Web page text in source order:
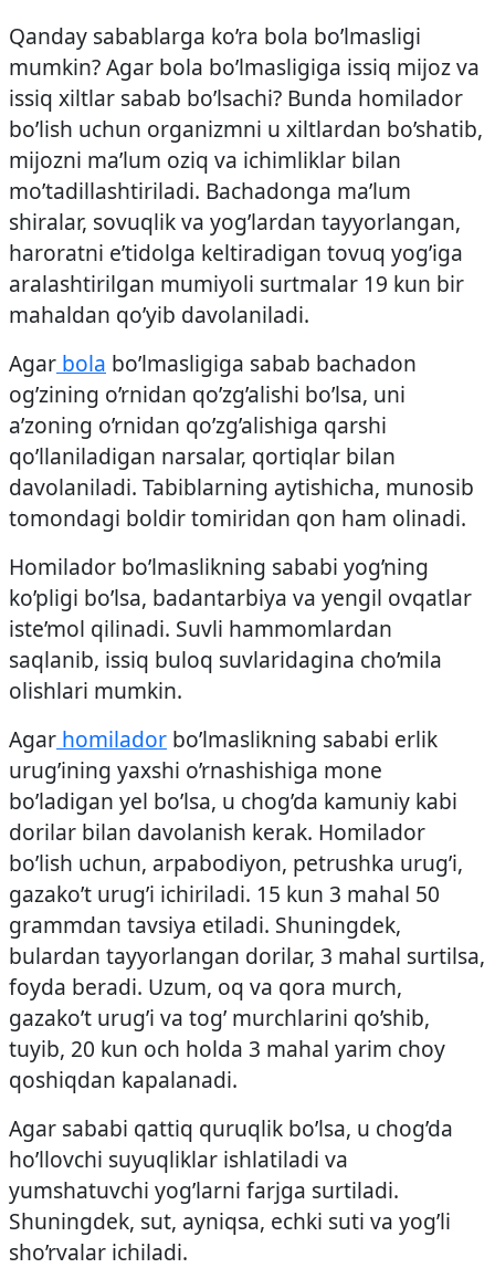
Qanday sabablarga ko’ra bola bo’lmasligi
mumkin? Agar bola bo’lmasligiga issiq mijoz va
issiq xiltlar sabab bo’lsachi? Bunda homilador
bo’lish uchun organizmni u xiltlardan bo’shatib,
mijozni ma’lum oziq va ichimliklar bilan
mo’tadillashtiriladi. Bachadonga ma’lum
shiralar, sovuqlik va yog’lardan tayyorlangan,
haroratni e’tidolga keltiradigan tovuq yog’iga
aralashtirilgan mumiyoli surtmalar 19 kun bir
mahaldan qo’yib davolaniladi.
Agar bola bo’lmasligiga sabab bachadon
og’zining o’rnidan qo’zg’alishi bo’lsa, uni
a’zoning o’rnidan qo’zg’alishiga qarshi
qo’llaniladigan narsalar, qortiqlar bilan
davolaniladi. Tabiblarning aytishicha, munosib
tomondagi boldir tomiridan qon ham olinadi.
Homilador bo’lmaslikning sababi yog’ning
ko’pligi bo’lsa, badantarbiya va yengil ovqatlar
iste’mol qilinadi. Suvli hammomlardan
saqlanib, issiq buloq suvlaridagina cho’mila
olishlari mumkin.
Agar homilador bo’lmaslikning sababi erlik
urug’ining yaxshi o’rnashishiga mone
bo’ladigan yel bo’lsa, u chog’da kamuniy kabi
dorilar bilan davolanish kerak. Homilador
bo’lish uchun, arpabodiyon, petrushka urug’i,
gazako’t urug’i ichiriladi. 15 kun 3 mahal 50
grammdan tavsiya etiladi. Shuningdek,
bulardan tayyorlangan dorilar, 3 mahal surtilsa,
foyda beradi. Uzum, oq va qora murch,
gazako’t urug’i va tog’ murchlarini qo’shib,
tuyib, 20 kun och holda 3 mahal yarim choy
qoshiqdan kapalanadi.
Agar sababi qattiq quruqlik bo’lsa, u chog’da
ho’llovchi suyuqliklar ishlatiladi va
yumshatuvchi yog’larni farjga surtiladi.
Shuningdek, sut, ayniqsa, echki suti va yog’li
sho’rvalar ichiladi.